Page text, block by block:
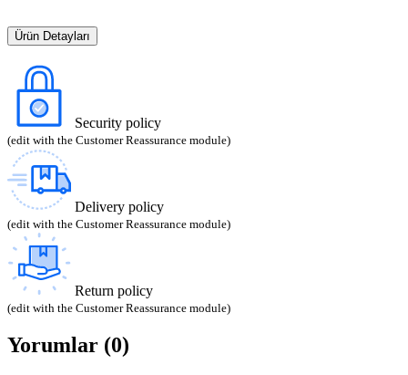
Ürün Detayları
Security policy
(edit with the Customer Reassurance module)
Delivery policy
(edit with the Customer Reassurance module)
Return policy
(edit with the Customer Reassurance module)
Yorumlar (0)